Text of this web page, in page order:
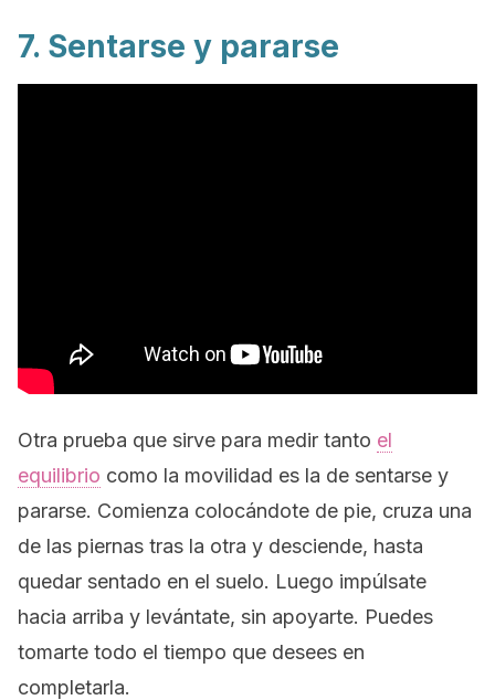
7. Sentarse y pararse
Otra prueba que sirve para medir tanto el
equilibrio como la movilidad es la de sentarse y
pararse. Comienza colocándote de pie, cruza una
de las piernas tras la otra y desciende, hasta
quedar sentado en el suelo. Luego impúlsate
hacia arriba y levántate, sin apoyarte. Puedes
tomarte todo el tiempo que desees en
completarla.